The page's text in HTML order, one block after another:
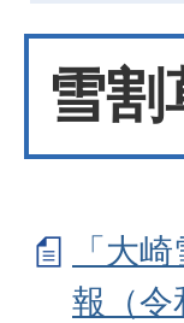
雪
「大
報（令